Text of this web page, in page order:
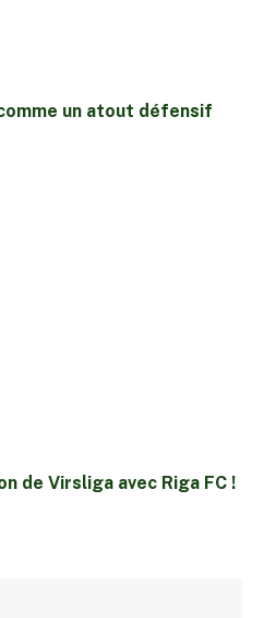
un atout défensif
de Virsliga avec Riga FC !